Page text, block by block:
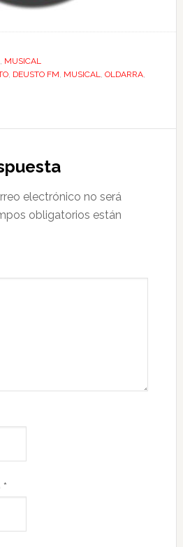
MUSICAL
, DEUSTO FM MUSICAL OLDARRA,
electrónico no será
obligatorios están
*